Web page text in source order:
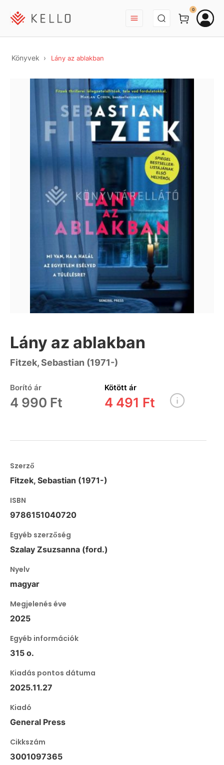
BEJELENTKEZÉS
0
Könyvek Lány az ablakban
Lány az ablakban
Fitzek, Sebastian (1971-)
Borító ár
4 990 Ft
Kötött ár
4 491 Ft
Szerző
Fitzek, Sebastian (1971-)
ISBN
9786151040720
Egyéb szerzőség
Szalay Zsuzsanna (ford.)
Nyelv
magyar
Megjelenés éve
2025
Egyéb információk
315 o.
Kiadás pontos dátuma
2025.11.27
Kiadó
General Press
Cikkszám
3001097365